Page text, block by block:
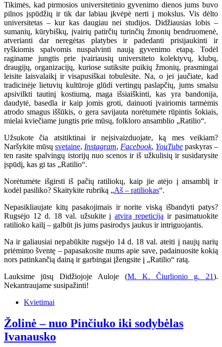
Tikimės, kad pirmosios universitetinio gyvenimo dienos jums buvo
pilnos įspūdžių ir tik dar labiau įkvėpė nerti į mokslus. Vis dėlto
universitetas – kur kas daugiau nei studijos. Didžiausias lobis –
sumanių, kūrybiškų, įvairių patirčių turinčių žmonių bendruomenė,
atverianti dar neregėtas platybes ir padedanti prisijaukinti ir
ryškiomis spalvomis nuspalvinti naują gyvenimo etapą. Todėl
raginame jungtis prie įvairiausių universiteto kolektyvų, klubų,
draugijų, organizacijų, kuriose sutiksite puikių žmonių, prasmingai
leisite laisvalaikį ir visapusiškai tobulėsite. Na, o jei jaučiate, kad
tradicinėje lietuvių kultūroje glūdi vertingų paslapčių, jums smalsu
apsivilkti tautinį kostiumą, maga išsiaiškinti, kas yra bandonija,
daudytė, basedla ir kaip jomis groti, dainuoti įvairiomis tarmėmis
atrodo smagus iššūkis, o gera savijauta norėtumėte rūpintis šokiais,
mielai kviečiame jungtis prie mūsų, folkloro ansamblio „Ratilio“.
Užsukote čia atsitiktinai ir neįsivaizduojate, ką mes veikiam?
Naršykite mūsų svetainę, Instagram, Facebook, YouTube paskyras –
ten rasite spalvingų istorijų nuo scenos ir iš užkulisių ir susidarysite
įspūdį, kas gi tas „Ratilio“.
Norėtumėte išgirsti iš pačių ratiliokų, kaip jie atėjo į ansamblį ir
kodėl pasiliko? Skaitykite rubriką „Aš – ratiliokas“.
Nepasikliaujate kitų pasakojimais ir norite viską išbandyti patys?
Rugsėjo 12 d. 18 val. užsukite įatvirą repeticiją ir pasimatuokite
ratilioko kailį – galbūt jis jums pasirodys jaukus ir intriguojantis.
Na ir galiausiai nepabūkite rugsėjo 14 d. 18 val. ateiti į naujų narių
priėmimo šventę – papasakosite mums apie save, padainuosite kokią
nors patinkančią dainą ir garbingai įžengsite į „Ratilio“ ratą.
Lauksime jūsų Didžiojoje Auloje (M. K. Čiurlionio g. 21).
Nekantraujame susipažinti!
Kvietimai
Žolinė – nuo Pinčiuko iki sodybėlas
Ivanausko